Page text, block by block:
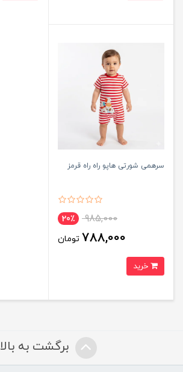
سرهمی شورتی هاپو راه راه قرمز
985,000 20٪
788,000 تومان
برگشت به بالا